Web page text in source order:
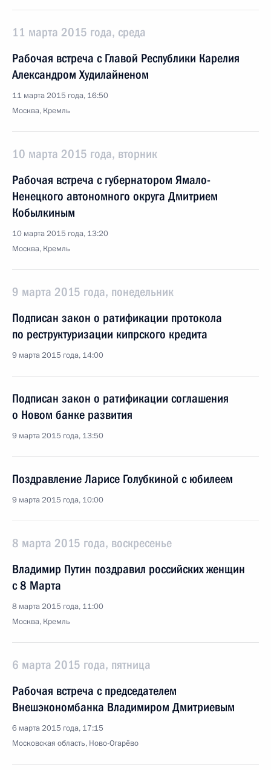
11 марта 2015 года, среда
Рабочая встреча с Главой Республики Карелия
Александром Худилайненом
11 марта 2015 года, 16:50
Москва, Кремль
10 марта 2015 года, вторник
Рабочая встреча с губернатором Ямало-
Ненецкого автономного округа Дмитрием
Кобылкиным
10 марта 2015 года, 13:20
Москва, Кремль
9 марта 2015 года, понедельник
Подписан закон о ратификации протокола
по реструктуризации кипрского кредита
9 марта 2015 года, 14:00
Подписан закон о ратификации соглашения
о Новом банке развития
9 марта 2015 года, 13:50
Поздравление Ларисе Голубкиной с юбилеем
9 марта 2015 года, 10:00
8 марта 2015 года, воскресенье
Владимир Путин поздравил российских женщин
с 8 Марта
8 марта 2015 года, 11:00
Москва, Кремль
6 марта 2015 года, пятница
Рабочая встреча с председателем
Внешэкономбанка Владимиром Дмитриевым
6 марта 2015 года, 17:15
Московская область, Ново-Огарёво